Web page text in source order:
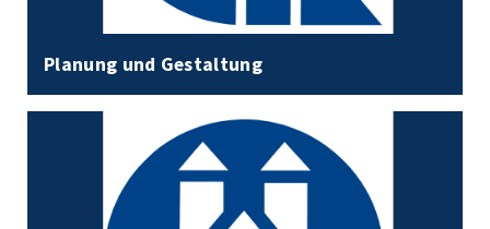
Planung und Gestaltung